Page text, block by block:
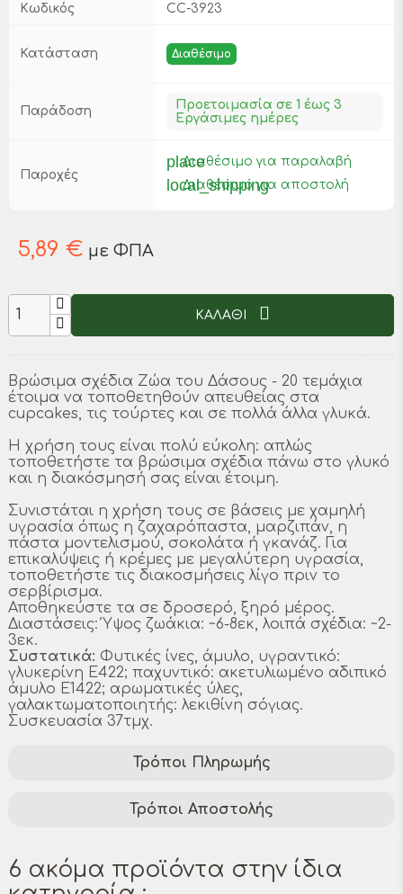
Κωδικός CC-3923
Κατάσταση Διαθέσιμο
Παράδοση
Προετοιμασία σε 1 έως 3
Εργάσιμες ημέρες
Παροχές
place
Διαθέσιμο για παραλαβή
local_shipping
Διαθέσιμο για αποστολή
5,89 € με ΦΠΑ
ΚΑΛΑΘΙ
Βρώσιμα σχέδια Ζώα του Δάσους - 20 τεμάχια
έτοιμα να τοποθετηθούν απευθείας στα
cupcakes, τις τούρτες και σε πολλά άλλα γλυκά.
Η χρήση τους είναι πολύ εύκολη: απλώς
τοποθετήστε τα βρώσιμα σχέδια πάνω στο γλυκό
και η διακόσμησή σας είναι έτοιμη.
Συνιστάται η χρήση τους σε βάσεις με χαμηλή
υγρασία όπως η ζαχαρόπαστα, μαρζιπάν, η
πάστα μοντελισμού, σοκολάτα ή γκανάζ. Για
επικαλύψεις ή κρέμες με μεγαλύτερη υγρασία,
τοποθετήστε τις διακοσμήσεις λίγο πριν το
σερβίρισμα.
Αποθηκεύστε τα σε δροσερό, ξηρό μέρος.
Διαστάσεις: Ύψος ζωάκια: ~6-8εκ, λοιπά σχέδια: ~2-
3εκ.
Συστατικά: Φυτικές ίνες, άμυλο, υγραντικό:
γλυκερίνη E422; παχυντικό: ακετυλιωμένο αδιπικό
άμυλο E1422; αρωματικές ύλες,
γαλακτωματοποιητής: λεκιθίνη σόγιας.
Συσκευασία 37τμχ.
Τρόποι Πληρωμής
Τρόποι Αποστολής
6 ακόμα προϊόντα στην ίδια